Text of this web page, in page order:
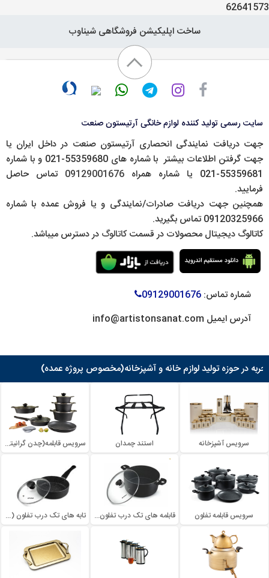
62641573
سرویس آشپزخانه استند چمدان سرویس قابلمه(چدن گرانیتی)
سرویس قابلمه تفلون قابلمه های تک درب تفلون(گرانیتی) تابه های تک درب تفلون (گرانیتی)
سایت رسمی تولید کننده لوازم خانگی آرتیستون صنعت
جهت دریافت نمایندگی انحصاری آرتیستون صنعت در داخل ایران یا
جهت گرفتن اطلاعات بیشتر با شماره های 55359680-021 و با شماره
55359681-021 یا شماره همراه
09129001676 تماس حاصل
فرمایید.
همچنین جهت دریافت صادرات/نمایندگی و یا فروش عمده با شماره
09120325966 تماس بگیرید.
کاتالوگ دیجیتال محصولات در قسمتکاتالوگ در دسترس میباشد.
شماره تماس: 09129001676
آدرس ایمیل info@artistonsanat.com
ساخت اپلیکیشن فروشگاهی شیناوب